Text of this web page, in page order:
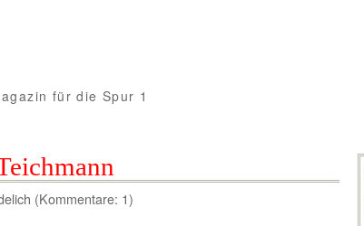
für die Spur 1
(Kommentare: 1)